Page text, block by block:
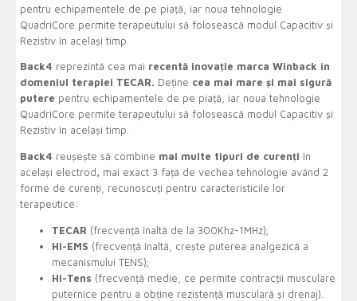
pentru echipamentele de pe piață, iar noua tehnologie
QuadriCore permite terapeutului să folosească modul Capacitiv și
Rezistiv în același timp.
Back4 reprezintă cea mai recentă inovație marca Winback în
domeniul terapiei TECAR. Deține cea mai mare și mai sigură
putere pentru echipamentele de pe piață, iar noua tehnologie
QuadriCore permite terapeutului să folosească modul Capacitiv și
Rezistiv în același timp.
Back4 reușește să combine mai multe tipuri de curenți în
același electrod, mai exact 3 față de vechea tehnologie având 2
forme de curenți, recunoscuți pentru caracteristicile lor
terapeutice:
TECAR (frecvență înaltă de la 300Khz-1MHz);
Hi-EMS (frecvență înaltă, crește puterea analgezică a
mecanismului TENS);
Hi-Tens (frecvență medie, ce permite contracții musculare
puternice pentru a obține rezistență musculară și drenaj).